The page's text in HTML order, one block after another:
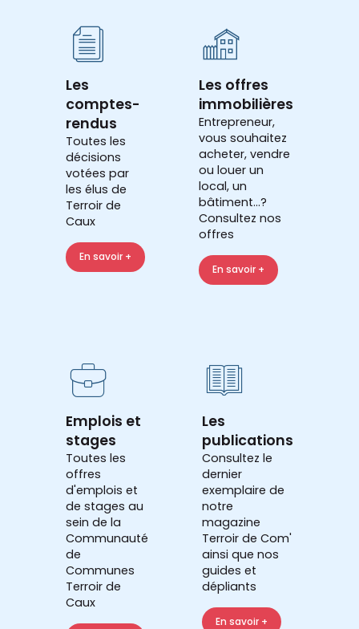
Les
comptes-
rendus
Toutes les
décisions
votées par
les élus de
Terroir de
Caux
En savoir +
Les offres
immobilières
Entrepreneur,
vous souhaitez
acheter, vendre
ou louer un
local, un
bâtiment...?
Consultez nos
offres
En savoir +
Emplois et
stages
Toutes les
offres
d'emplois et
de stages au
sein de la
Communauté
de
Communes
Terroir de
Caux
Les
publications
Consultez le
dernier
exemplaire de
notre
magazine
Terroir de Com'
ainsi que nos
guides et
dépliants
En savoir +